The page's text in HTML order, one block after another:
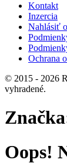
Kontakt
Inzercia
Nahlásiť
Ochrana
© 2015 - 2026
vyhradené.
Oops!